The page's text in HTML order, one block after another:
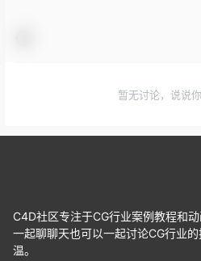
暂无讨论，说说
C4D社区专注于CG行业案例教程和
一起聊聊天也可以一起讨论CG行业
温。